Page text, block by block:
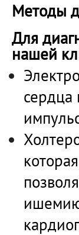
Методы
Для
нашей
сердца